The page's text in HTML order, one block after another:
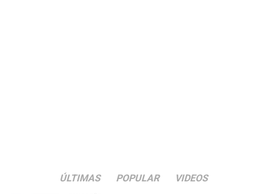
ÚLTIMAS POPULAR VIDEOS